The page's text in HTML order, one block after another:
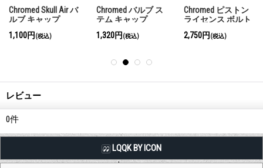
Chromed Skull Air バ
ルブ キャップ
1,100円 (税込)
Chromed バルブ ス
テム キャップ
1,320円 (税込)
Chromed ピストン
ライセンス ボルト
2,750円 (税込)
レビュー
0件
LQQK BY ICON